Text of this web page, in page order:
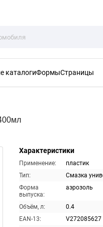
каталогиФормыСтраницы
Характеристики
Применение:
пластик
Тип:
Смазка
Форма
выпуска:
аэрозоль
Объём, л:
0.4
EAN-13:
V272085627